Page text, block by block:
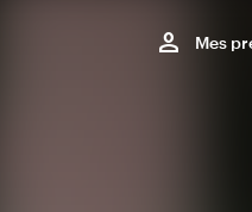
Mes
person